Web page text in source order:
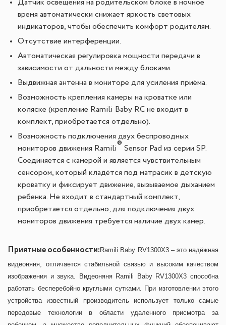
Датчик освещения на родительском блоке в ночное
время автоматически снижает яркость световых
индикаторов, чтобы обеспечить комфорт родителям.
Отсутствие интерференции.
Автоматическая регулировка мощности передачи в
зависимости от дальности между блоками.
Выдвижная антенна в мониторе для усиления приёма.
Возможность крепления камеры на кроватке или
коляске (крепление Ramili Baby RC не входит в
комплект, приобретается отдельно).
Возможность подключения двух беспроводных
мониторов движения Ramili® Sensor Pad из серии SP.
Соединяется с камерой и является чувствительным
сенсором, который кладётся под матрасик в детскую
кроватку и фиксирует движение, вызываемое дыханием
ребенка. Не входит в стандартный комплект,
приобретается отдельно, для подключения двух
мониторов движения требуется наличие двух камер.
Приятные особенности: Ramili Baby RV1300X3 – это надёжная
видеоняня, отличается стабильной связью и высоким качеством
изображения и звука. Видеоняня Ramili Baby RV1300X3 способна
работать бесперебойно круглыми сутками. При изготовлении этого
устройства известный производитель использует только самые
передовые технологии в области удаленного присмотра за